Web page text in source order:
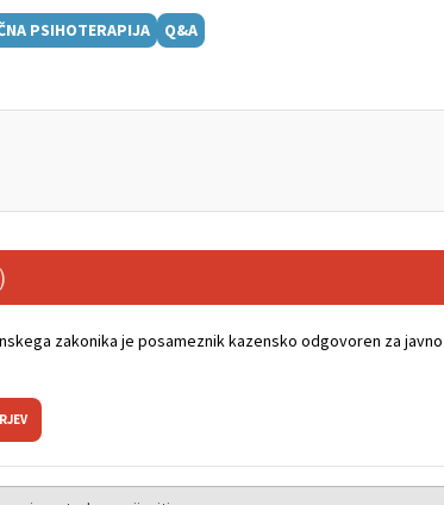
PSIHOTERAPIJA Q&A
zakonika je posameznik kazensko odgovoren za